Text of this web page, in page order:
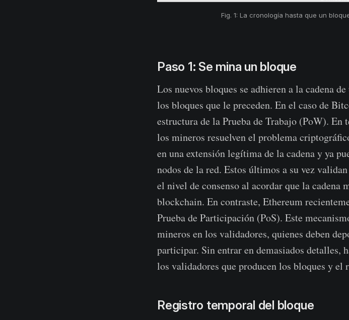
Fig. 1: La cronología hasta que un
Paso 1: Se mina un bloque
Los nuevos bloques se adhieren a la cadena
los bloques que le preceden. En el caso de
estructura de la Prueba de Trabajo (PoW).
los mineros resuelven el problema
en una extensión legítima de la cadena y ya
nodos de la red. Estos últimos a su vez
el nivel de consenso al acordar que la cadena
blockchain. En contraste, Ethereum
Prueba de Participación (PoS). Este
mineros en los validadores, quienes deben
participar. Sin entrar en demasiados detalles,
los validadores que producen los bloques y el
Registro temporal del bloque